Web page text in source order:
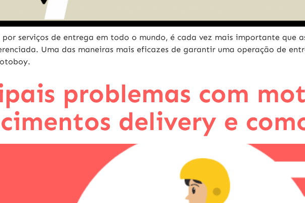
serviços de entrega em todo o mundo, é cada vez mais importante que
Uma das maneiras mais eficazes de garantir uma operação de
problemas com
delivery e